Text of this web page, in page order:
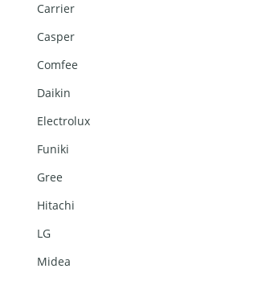
Carrier
Casper
Comfee
Daikin
Electrolux
Funiki
Gree
Hitachi
LG
Midea